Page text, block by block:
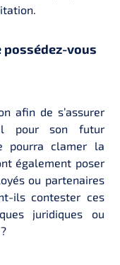
vous
afin de s’assurer
pour son futur
pourra clamer la
également poser
ou partenaires
ils contester ces
juridiques ou